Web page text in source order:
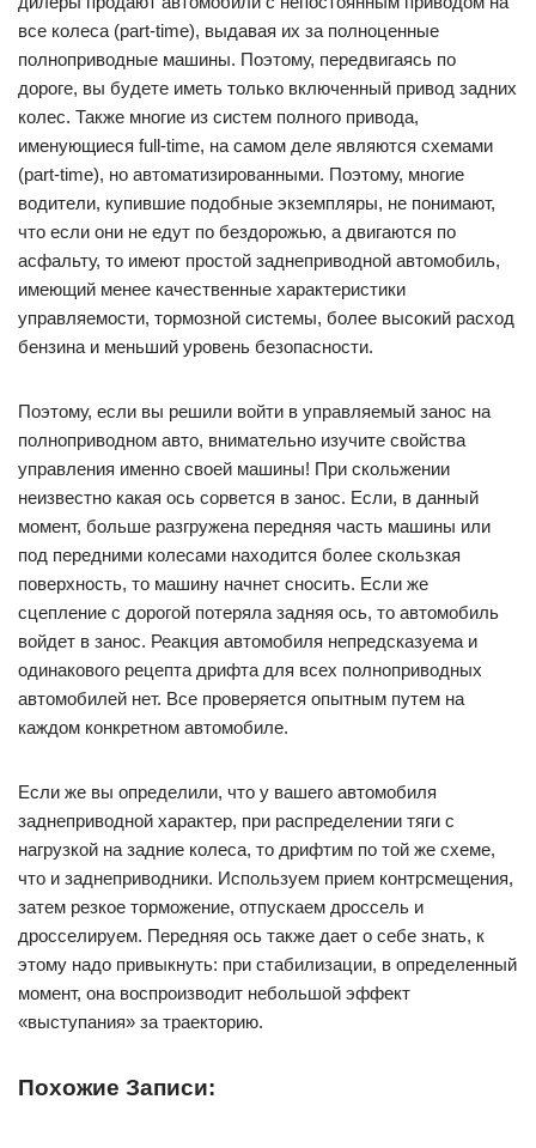
все колеса (part-time), выдавая их за полноценные
полноприводные машины. Поэтому, передвигаясь по
дороге, вы будете иметь только включенный привод задних
колес. Также многие из систем полного привода,
именующиеся full-time, на самом деле являются схемами
(part-time), но автоматизированными. Поэтому, многие
водители, купившие подобные экземпляры, не понимают,
что если они не едут по бездорожью, а двигаются по
асфальту, то имеют простой заднеприводной автомобиль,
имеющий менее качественные характеристики
управляемости, тормозной системы, более высокий расход
бензина и меньший уровень безопасности.
Поэтому, если вы решили войти в управляемый занос на
полноприводном авто, внимательно изучите свойства
управления именно своей машины! При скольжении
неизвестно какая ось сорвется в занос. Если, в данный
момент, больше разгружена передняя часть машины или
под передними колесами находится более скользкая
поверхность, то машину начнет сносить. Если же
сцепление с дорогой потеряла задняя ось, то автомобиль
войдет в занос. Реакция автомобиля непредсказуема и
одинакового рецепта дрифта для всех полноприводных
автомобилей нет. Все проверяется опытным путем на
каждом конкретном автомобиле.
Если же вы определили, что у вашего автомобиля
заднеприводной характер, при распределении тяги с
нагрузкой на задние колеса, то дрифтим по той же схеме,
что и заднеприводники. Используем прием контрсмещения,
затем резкое торможение, отпускаем дроссель и
дросселируем. Передняя ось также дает о себе знать, к
этому надо привыкнуть: при стабилизации, в определенный
момент, она воспроизводит небольшой эффект
«выступания» за траекторию.
Похожие Записи: